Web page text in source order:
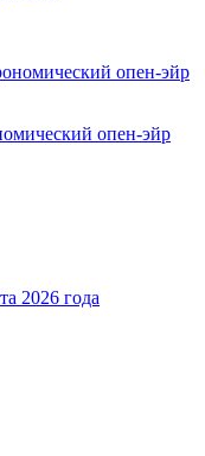
опен-эйр
2026 года